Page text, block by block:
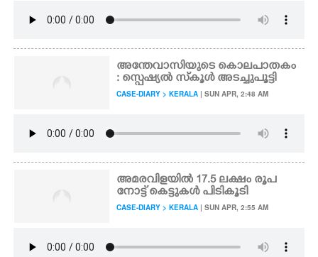
അന്തേവാസിയുടെ കൊലപാതകം
: സ്പെഷ്യൽ സ്‌കൂൾ അടച്ചുപൂട്ടി
CASE-DIARY > KERALA | SUN APR, 2:48 AM
അമരവിളയിൽ 17.5 ലക്ഷം രൂപ
നോട്ട് കെട്ടുകൾ പിടികൂടി
CASE-DIARY > KERALA | SUN APR, 2:55 AM